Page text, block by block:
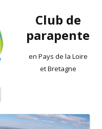
Club de
parapente
en Pays de la Loire
et Bretagne
Aller
contenu